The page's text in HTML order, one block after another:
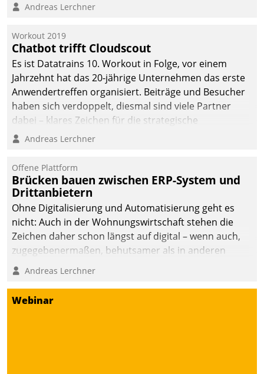
Andreas Lerchner
Workout 2019
Chatbot trifft Cloudscout
Es ist Datatrains 10. Workout in Folge, vor einem
Jahrzehnt hat das 20-jährige Unternehmen das erste
Anwendertreffen organisiert. Beiträge und Besucher
haben sich verdoppelt, diesmal sind viele Partner
dabei – klares Zeichen für die strategische
Fokussierung auf den Kunden.
Andreas Lerchner
Offene Plattform
Brücken bauen zwischen ERP-System und
Drittanbietern
Ohne Digitalisierung und Automatisierung geht es
nicht: Auch in der Wohnungswirtschaft stehen die
Zeichen daher schon längst auf digital – wenn auch,
zugegebenermaßen, behutsamer als in anderen
Branchen.
Andreas Lerchner
Webinar